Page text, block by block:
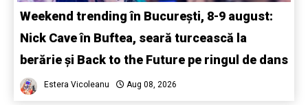
Weekend trending în București, 8-9 august:
Nick Cave în Buftea, seară turcească la
berărie și Back to the Future pe ringul de dans
Estera Vicoleanu Aug 08, 2026